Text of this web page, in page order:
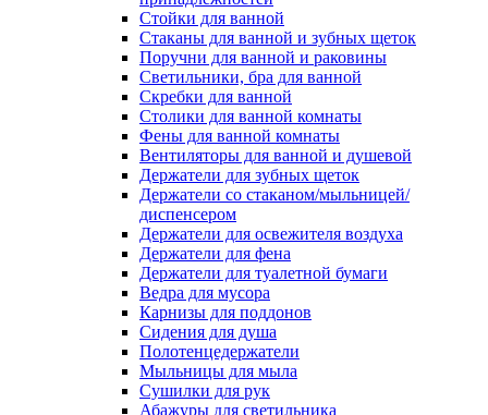
Стойки для ванной
Стаканы для ванной и зубных щеток
Поручни для ванной и раковины
Светильники, бра для ванной
Скребки для ванной
Столики для ванной комнаты
Фены для ванной комнаты
Вентиляторы для ванной и душевой
Держатели для зубных щеток
Держатели со стаканом/мыльницей/
диспенсером
Держатели для освежителя воздуха
Держатели для фена
Держатели для туалетной бумаги
Ведра для мусора
Карнизы для поддонов
Сидения для душа
Полотенцедержатели
Мыльницы для мыла
Сушилки для рук
Абажуры для светильника